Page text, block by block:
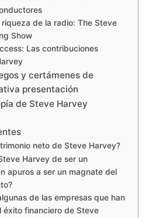
de la radio: The Steve
Show
Las contribuciones
y certámenes de
presentación
de Steve Harvey
neto de Steve Harvey?
Harvey de ser un
apuros a ser un magnate del
de las empresas que han
éxito financiero de Steve